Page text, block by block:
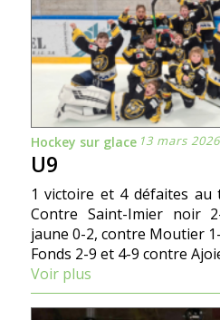
Hockey sur glace 13 mars 2026
U9
1 victoire et 4 défaites au
Contre Saint-Imier noir
jaune 0-2, contre Moutier
Fonds 2-9 et 4-9 contre
Voir plus